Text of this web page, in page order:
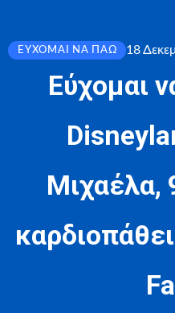
ΕΎΧΟΜΑΙ ΝΑ ΠΆΩ 18
Εύχομαι
Μιχαέλα,